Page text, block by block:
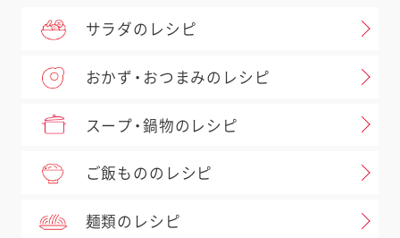
サラダのレシピ
おかず・おつまみのレシピ
スープ・鍋物のレシピ
ご飯もののレシピ
麺類のレシピ